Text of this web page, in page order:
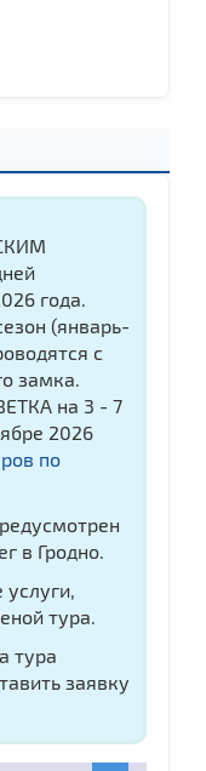
года.
(январь-
с
замка.
на 3 - 7
2026
по
в Гродно.
тура.
тура
заявку